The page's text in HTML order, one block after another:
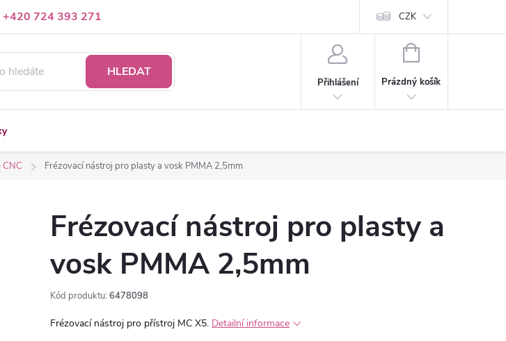
+420 724 393 271
Napište nám CZK
HLEDAT
Přihlášení
NÁKUPNÍ
Prázdný košík
CNC Frézovací nástroj pro plasty a vosk PMMA 2,5mm
Frézovací nástroj pro plasty a
vosk PMMA 2,5mm
Kód produktu: 6478098
Frézovací nástroj pro přístroj MC X5. Detailní informace